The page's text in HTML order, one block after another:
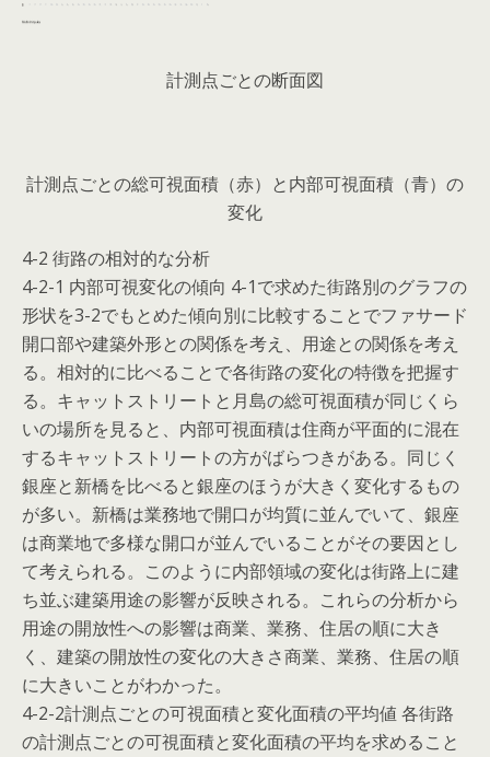
計測点ごとの断面図
計測点ごとの総可視面積（赤）と内部可視面積（青）の
変化
4-2 街路の相対的な分析
4-2-1 内部可視変化の傾向 4-1で求めた街路別のグラフの
形状を3-2でもとめた傾向別に比較することでファサード
開口部や建築外形との関係を考え、用途との関係を考え
る。相対的に比べることで各街路の変化の特徴を把握す
る。キャットストリートと月島の総可視面積が同じくら
いの場所を見ると、内部可視面積は住商が平面的に混在
するキャットストリートの方がばらつきがある。同じく
銀座と新橋を比べると銀座のほうが大きく変化するもの
が多い。新橋は業務地で開口が均質に並んでいて、銀座
は商業地で多様な開口が並んでいることがその要因とし
て考えられる。このように内部領域の変化は街路上に建
ち並ぶ建築用途の影響が反映される。これらの分析から
用途の開放性への影響は商業、業務、住居の順に大き
く、建築の開放性の変化の大きさ商業、業務、住居の順
に大きいことがわかった。
4-2-2計測点ごとの可視面積と変化面積の平均値 各街路
の計測点ごとの可視面積と変化面積の平均を求めること